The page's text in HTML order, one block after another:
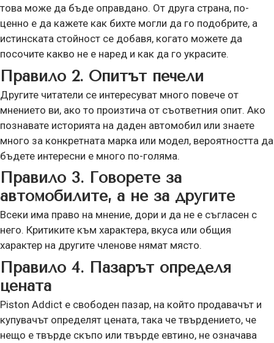
това може да бъде оправдано. От друга страна, по-
ценно е да кажете как бихте могли да го подобрите, а
истинската стойност се добавя, когато можете да
посочите какво не е наред и как да го украсите.
Правило 2. Опитът печели
Другите читатели се интересуват много повече от
мнението ви, ако то произтича от съответния опит. Ако
познавате историята на даден автомобил или знаете
много за конкретната марка или модел, вероятността да
бъдете интересни е много по-голяма.
Правило 3. Говорете за
автомобилите, а не за другите
Всеки има право на мнение, дори и да не е съгласен с
него. Критиките към характера, вкуса или общия
характер на другите членове нямат място.
Правило 4. Пазарът определя
цената
Piston Addict е свободен пазар, на който продавачът и
купувачът определят цената, така че твърдението, че
нещо е твърде скъпо или твърде евтино, не означава